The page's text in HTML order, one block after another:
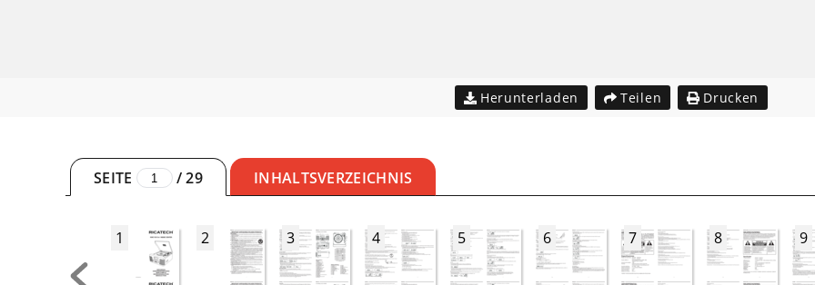
Herunterladen Teilen Drucken
SEITE /29 INHALTSVERZEICHNIS
1 2 3 4 5 6 7 8 9